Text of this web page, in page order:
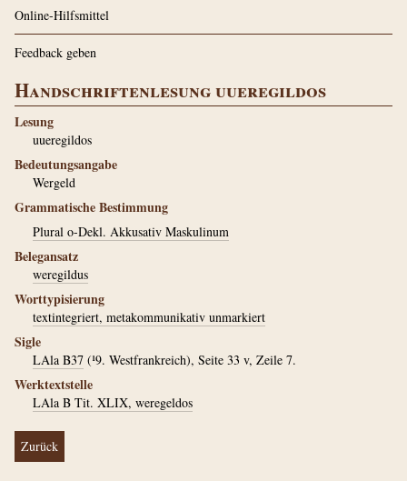
Online-Hilfsmittel
Feedback geben
Handschriftenlesung uueregildos
Lesung
uueregildos
Bedeutungsangabe
Wergeld
Grammatische Bestimmung
Plural o-Dekl. Akkusativ Maskulinum
Belegansatz
weregildus
Worttypisierung
textintegriert, metakommunikativ unmarkiert
Sigle
LAla B37 (¹9. Westfrankreich), Seite 33 v, Zeile 7.
Werktextstelle
LAla B Tit. XLIX, weregeldos
Zurück